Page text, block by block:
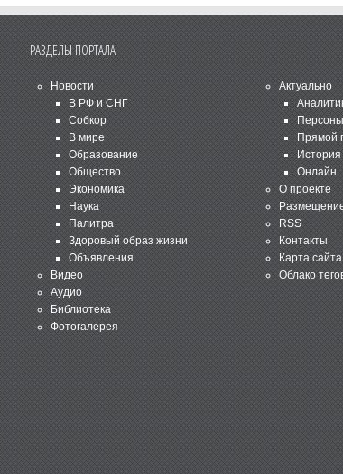
РАЗДЕЛЫ ПОРТАЛА
Новости
В РФ и СНГ
Собкор
В мире
Образование
Общество
Экономика
Наука
Палитра
Здоровый образ жизни
Объявления
Видео
Аудио
Библиотека
Фотогалерея
Актуально
Персоны
Прямой
История
Онлайн
О проекте
RSS
Контакты
Карта сайта
Облако